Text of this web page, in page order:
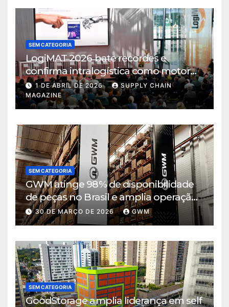
SEM CATEGORIA
LogiMAT 2026 bate recordes e
confirma intralogística como motor
de decisão em tempos de incerteza
1 DE ABRIL DE 2026
SUPPLY CHAIN
MAGAZINE
SEM CATEGORIA
GWM atinge 98% de disponibilidade
de peças no Brasil e amplia operação
logística em Cajamar
30 DE MARÇO DE 2026 GWM
SEM CATEGORIA
GoodStorage amplia liderança em self